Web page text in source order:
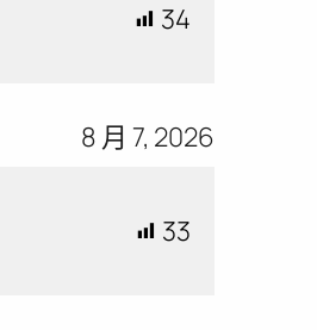
34
8 月 7, 2026
33